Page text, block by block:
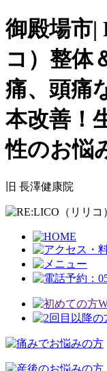
御殿場市|
コ）整体
痛、頭痛
本改善！
性のお悩
旧 長澤健康院